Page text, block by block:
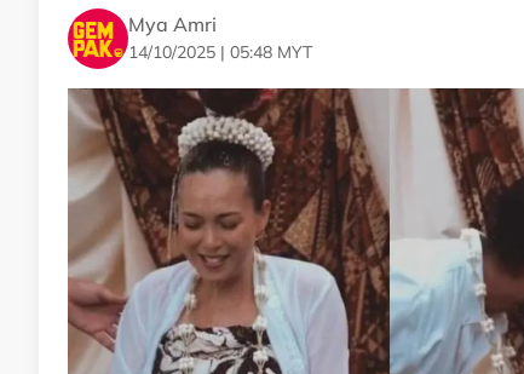
Mya Amri
14/10/2025 | 05:48 MYT